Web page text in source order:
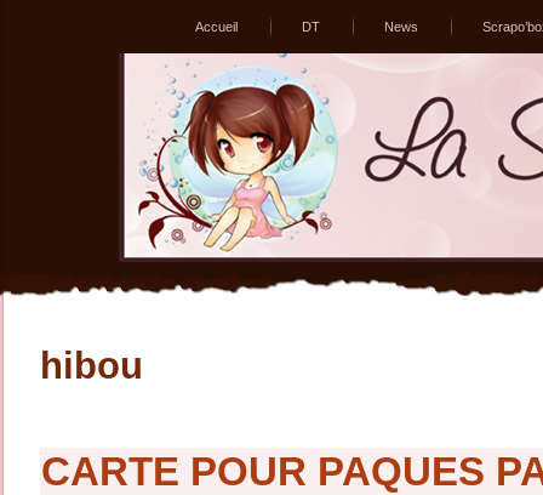
Accueil DT News
hibou
CARTE POUR PAQUES